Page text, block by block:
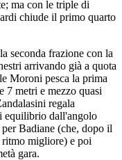
ma con le triple di
chiude il primo quarto
seconda frazione con la
arrivando già a quota
Moroni pesca la prima
7 metri e mezzo quasi
regala
equilibrio dall'angolo
Badiane (che, dopo il
migliore) e poi
gara.